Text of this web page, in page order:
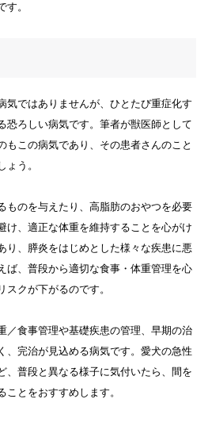
。
ではありませんが、ひとたび重症化す
恐ろしい病気です。筆者が獣医師として
もこの病気であり、その患者さんのこと
ょう。
のを与えたり、高脂肪のおやつを必要
け、適正な体重を維持することを心がけ
り、膵炎をはじめとした様々な疾患に悪
ば、普段から適切な食事・体重管理を心
クが下がるのです。
食事管理や基礎疾患の管理、早期の治
、完治が見込める病気です。愛犬の急性
、普段と異なる様子に気付いたら、間を
とをおすすめします。